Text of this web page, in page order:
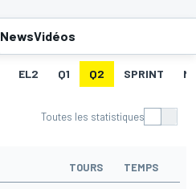
NewsVidéos
EL2 Q1 Q2 SPRINT
Toutes les statistiques
TOURS TEMPS